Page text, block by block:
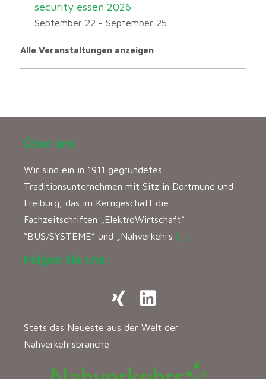
security essen 2026
September 22 - September 25
Alle Veranstaltungen anzeigen
Über uns
Wir sind ein in 1911 gegründetes
Traditionsunternehmen mit Sitz in Dortmund und
Freiburg, das im Kerngeschäft die
Fachzeitschriften „ElektroWirtschaft“
“BUS/SYSTEME” und „Nahverkehrs […]
Folgen Sie uns:
Stets das Neueste aus der Welt der
Nahverkehrsbranche